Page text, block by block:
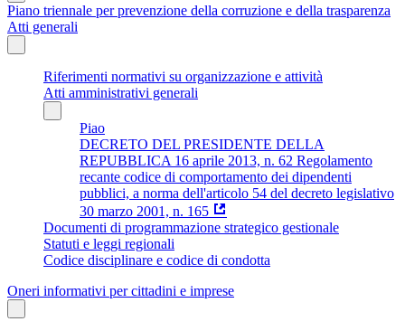
Piano triennale per prevenzione della corruzione e della trasparenza
Atti generali
Riferimenti normativi su organizzazione e attività
Atti amministrativi generali
Piao
DECRETO DEL PRESIDENTE DELLA
REPUBBLICA 16 aprile 2013, n. 62 Regolamento
recante codice di comportamento dei dipendenti
pubblici, a norma dell'articolo 54 del decreto legislativo
30 marzo 2001, n. 165
Documenti di programmazione strategico gestionale
Statuti e leggi regionali
Codice disciplinare e codice di condotta
Oneri informativi per cittadini e imprese